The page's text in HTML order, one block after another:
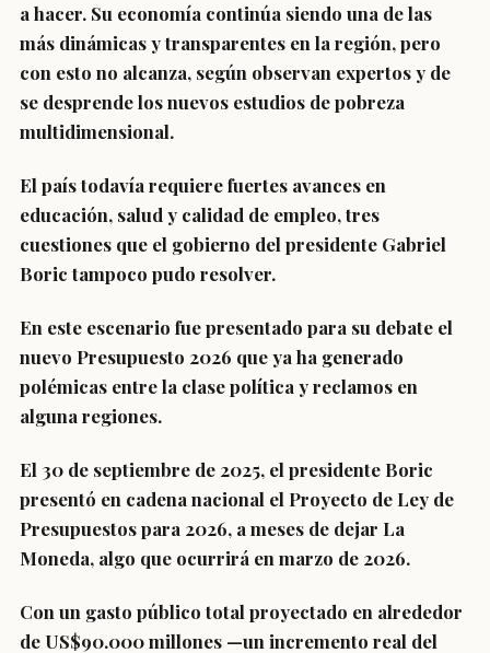
a hacer. Su economía continúa siendo una de las
más dinámicas y transparentes en la región, pero
con esto no alcanza, según observan expertos y de
se desprende los nuevos estudios de pobreza
multidimensional.
El país todavía requiere fuertes avances en
educación, salud y calidad de empleo, tres
cuestiones que el gobierno del presidente Gabriel
Boric tampoco pudo resolver.
En este escenario fue presentado para su debate el
nuevo Presupuesto 2026 que ya ha generado
polémicas entre la clase política y reclamos en
alguna regiones.
El 30 de septiembre de 2025, el presidente Boric
presentó en cadena nacional el Proyecto de Ley de
Presupuestos para 2026, a meses de dejar La
Moneda, algo que ocurrirá en marzo de 2026.
Con un gasto público total proyectado en alrededor
de US$90.000 millones —un incremento real del